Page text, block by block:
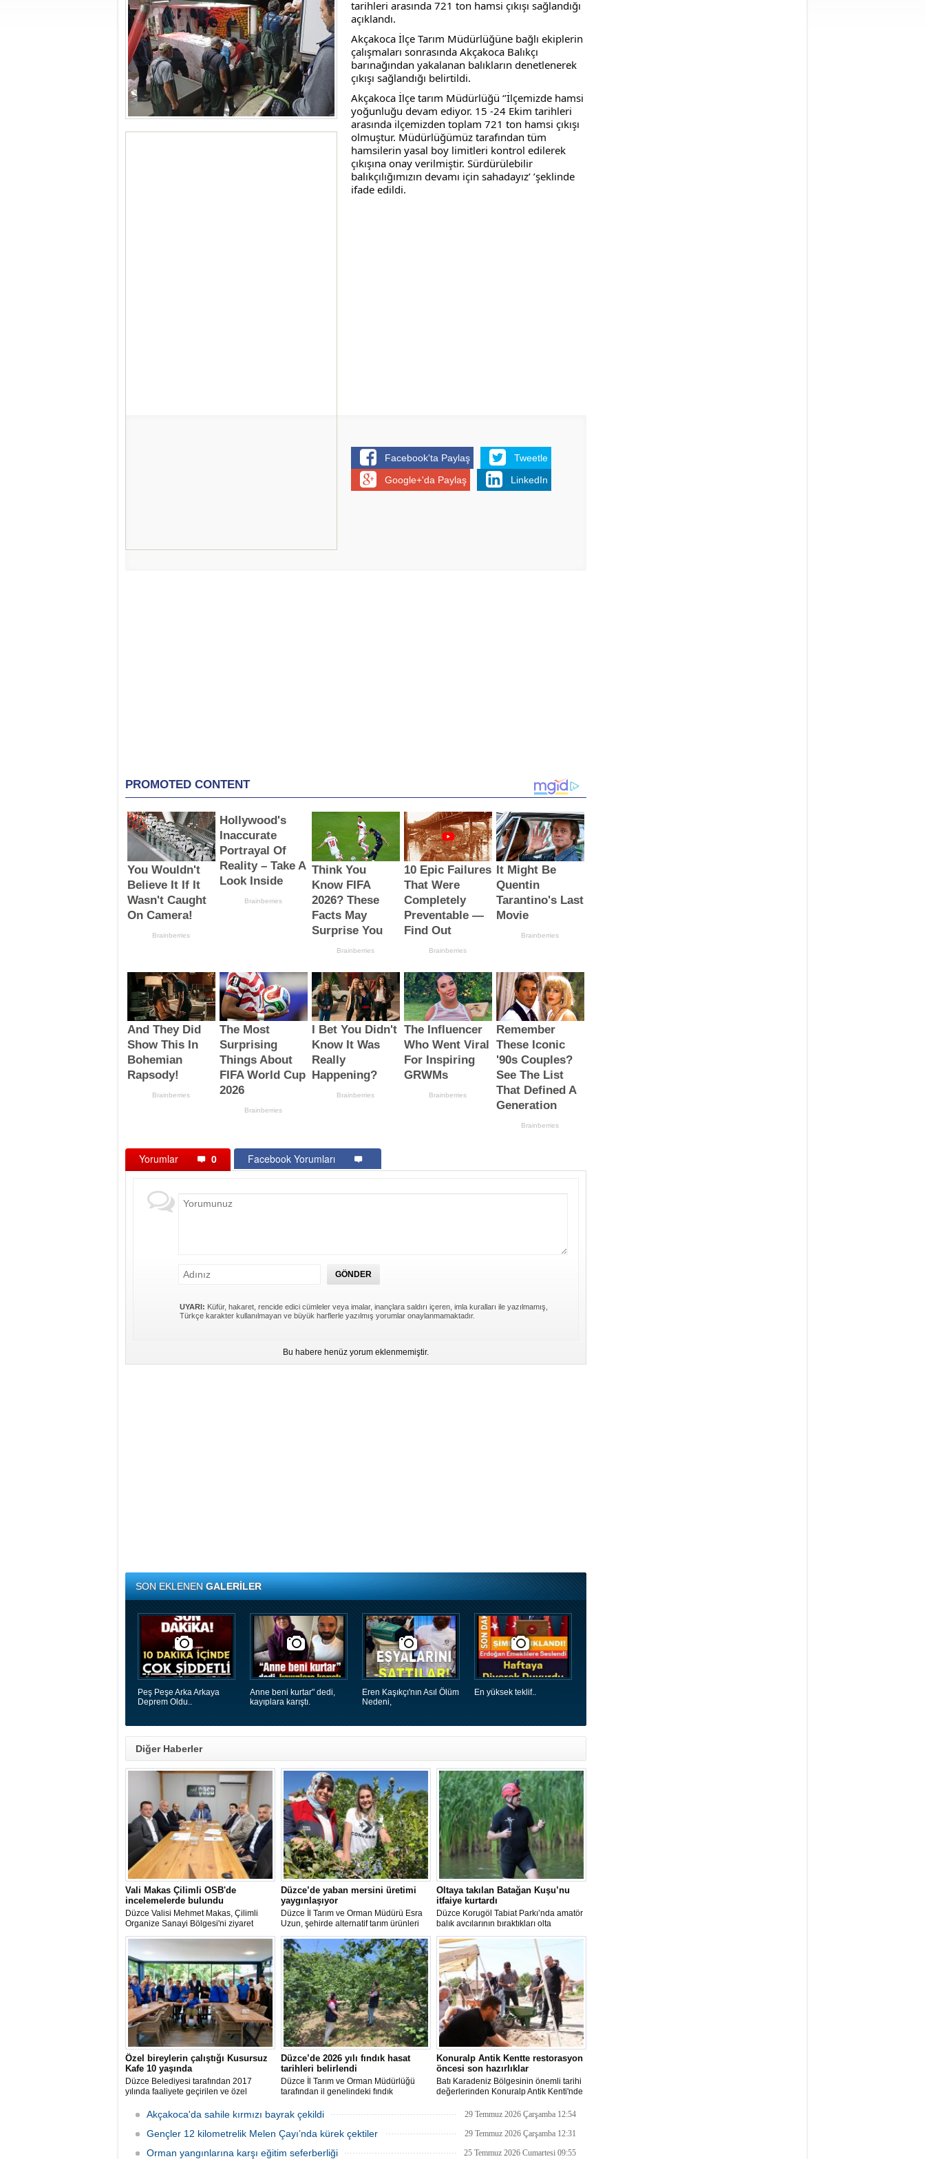
tarihleri arasında 721 ton hamsi çıkışı sağlandığı
açıklandı.
Akçakoca İlçe Tarım Müdürlüğüne bağlı ekiplerin
çalışmaları sonrasında Akçakoca Balıkçı
barınağından yakalanan balıkların denetlenerek
çıkışı sağlandığı belirtildi.
Akçakoca İlçe tarım Müdürlüğü ‘’İlçemizde hamsi
yoğunluğu devam ediyor. 15 -24 Ekim tarihleri
arasında ilçemizden toplam 721 ton hamsi çıkışı
olmuştur. Müdürlüğümüz tarafından tüm
hamsilerin yasal boy limitleri kontrol edilerek
çıkışına onay verilmiştir. Sürdürülebilir
balıkçılığımızın devamı için sahadayız’ ’şeklinde
ifade edildi.
Facebook'ta Paylaş
Tweetle
Google+'da Paylaş
LinkedIn
Yorumlar 0 Facebook Yorumları
UYARI: Küfür, hakaret, rencide edici cümleler veya imalar, inançlara saldırı içeren, imla kuralları ile yazılmamış,
Türkçe karakter kullanılmayan ve büyük harflerle yazılmış yorumlar onaylanmamaktadır.
Bu habere henüz yorum eklenmemiştir.
SON EKLENENGALERİLER
Peş Peşe Arka Arkaya
Deprem Oldu..
Anne beni kurtar" dedi,
kayıplara karıştı.
Eren Kaşıkçı'nın Asıl Ölüm
Nedeni,
En yüksek teklif..
Diğer Haberler
Vali Makas Çilimli OSB'de
incelemelerde bulundu
Düzce Valisi Mehmet Makas, Çilimli
Organize Sanayi Bölgesi'ni ziyaret
ederek yürütülen çalışmalar, devam
gelişim hedefleri hakkında yetkililerden
bilgi aldı.
Düzce’de yaban mersini üretimi
yaygınlaşıyor
Düzce İl Tarım ve Orman Müdürü Esra
Uzun, şehirde alternatif tarım ürünleri
yetiştiren kadın üretici Simge Tokcan’a
ait yaban mersini bahçesini ziyaret etti.
Oltaya takılan Batağan Kuşu’nu
itfaiye kurtardı
Düzce Korugöl Tabiat Parkı’nda amatör
balık avcılarının bıraktıkları olta
kancasına takılarak yaralanan ‘Küçük
Batağan Kuşu’, Düzce Belediyesi İtfaiye
Müdürlüğü ekipleri müdahalesiyle
kurtarıldı.
Özel bireylerin çalıştığı Kusursuz
Kafe 10 yaşında
Düzce Belediyesi tarafından 2017
yılında faaliyete geçirilen ve özel
yaşını sevenleri ile birlikte kutladı.
Düzce’de 2026 yılı fındık hasat
tarihleri belirlendi
Düzce İl Tarım ve Orman Müdürlüğü
tarafından il genelindeki fındık
ve gözlemler sonucunda, 2026 yılı fındık
hasat başlangıç tarihleri belirlendi.
Konuralp Antik Kentte restorasyon
öncesi son hazırlıklar
Batı Karadeniz Bölgesinin önemli tarihi
değerlerinden Konuralp Antik Kenti'nde
çalışmalarında sona yaklaşıldı.
ekipler tarafından dikkatle yapılıyor.
Akçakoca'da sahile kırmızı bayrak çekildi 29 Temmuz 2026 Çarşamba 12:54
Gençler 12 kilometrelik Melen Çayı’nda kürek çektiler 29 Temmuz 2026 Çarşamba 12:31
Orman yangınlarına karşı eğitim seferberliği 25 Temmuz 2026 Cumartesi 09:55